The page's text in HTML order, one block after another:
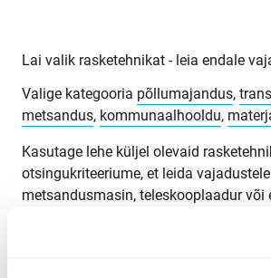
Lai valik rasketehnikat - leia endale
Valige kategooria põllumajandus,
metsandus, kommunaalhooldu,
Kasutage lehe küljel olevaid
otsingukriteeriume, et leida
metsandusmasin, teleskooplaadur või
laadur. Otsige rasketehnikat
toote asukoha, väljalaskeaasta,